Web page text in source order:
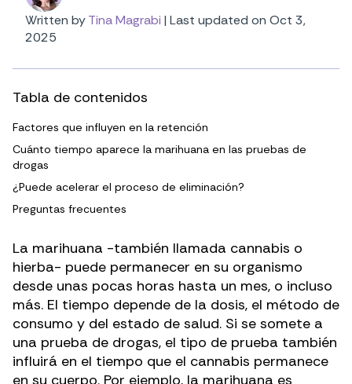
Written byTina Magrabi | Last updated on Oct 3,
2025
Tabla de contenidos
Factores que influyen en la retención
Cuánto tiempo aparece la marihuana en las pruebas de
drogas
¿Puede acelerar el proceso de eliminación?
Preguntas frecuentes
La marihuana -también llamada cannabis o
hierba- puede permanecer en su organismo
desde unas pocas horas hasta un mes, o incluso
más. El tiempo depende de la dosis, el método de
consumo y del estado de salud. Si se somete a
una prueba de drogas, el tipo de prueba también
influirá en el tiempo que el cannabis permanece
en su cuerpo. Por ejemplo, la marihuana es